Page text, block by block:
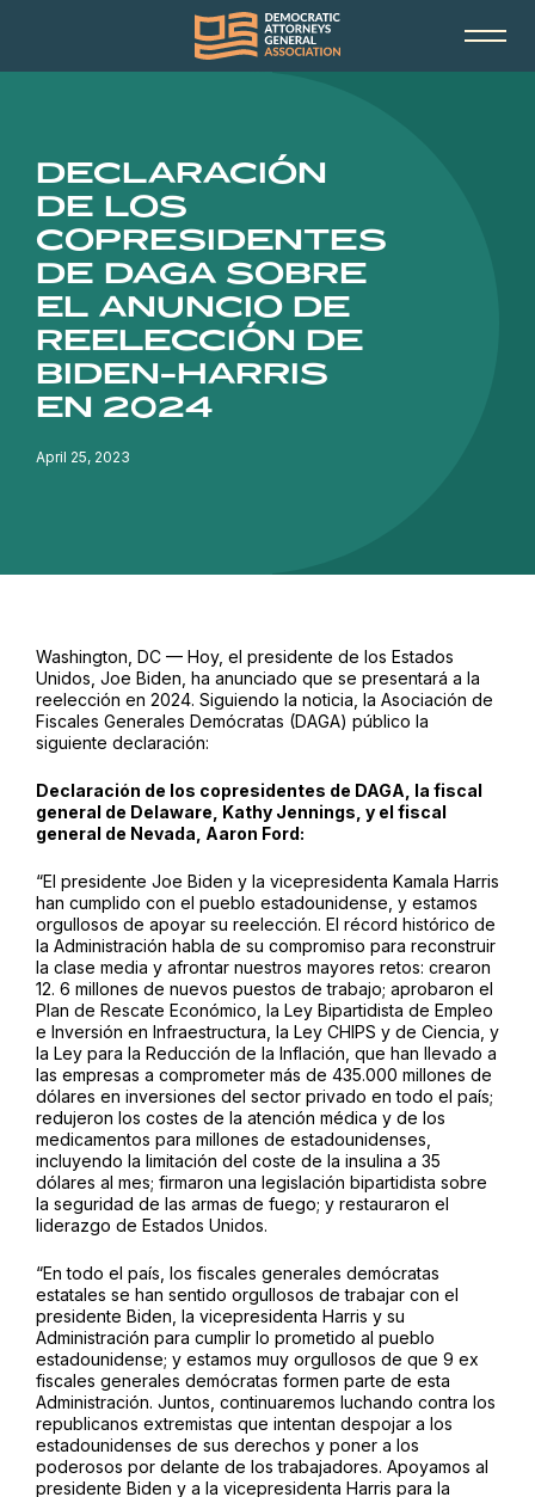
DECLARACIÓN
DE LOS
COPRESIDENTES
DE DAGA SOBRE
EL ANUNCIO DE
REELECCIÓN DE
BIDEN-HARRIS
EN 2024
April 25, 2023
Washington, DC — Hoy, el presidente de los Estados
Unidos, Joe Biden, ha anunciado que se presentará a la
reelección en 2024. Siguiendo la noticia, la Asociación de
Fiscales Generales Demócratas (DAGA) público la
siguiente declaración:
Declaración de los copresidentes de DAGA, la fiscal
general de Delaware, Kathy Jennings, y el fiscal
general de Nevada, Aaron Ford:
“El presidente Joe Biden y la vicepresidenta Kamala Harris
han cumplido con el pueblo estadounidense, y estamos
orgullosos de apoyar su reelección. El récord histórico de
la Administración habla de su compromiso para reconstruir
la clase media y afrontar nuestros mayores retos: crearon
12. 6 millones de nuevos puestos de trabajo; aprobaron el
Plan de Rescate Económico, la Ley Bipartidista de Empleo
e Inversión en Infraestructura, la Ley CHIPS y de Ciencia, y
la Ley para la Reducción de la Inflación, que han llevado a
las empresas a comprometer más de 435.000 millones de
dólares en inversiones del sector privado en todo el país;
redujeron los costes de la atención médica y de los
medicamentos para millones de estadounidenses,
incluyendo la limitación del coste de la insulina a 35
dólares al mes; firmaron una legislación bipartidista sobre
la seguridad de las armas de fuego; y restauraron el
liderazgo de Estados Unidos.
“En todo el país, los fiscales generales demócratas
estatales se han sentido orgullosos de trabajar con el
presidente Biden, la vicepresidenta Harris y su
Administración para cumplir lo prometido al pueblo
estadounidense; y estamos muy orgullosos de que 9 ex
fiscales generales demócratas formen parte de esta
Administración. Juntos, continuaremos luchando contra los
republicanos extremistas que intentan despojar a los
estadounidenses de sus derechos y poner a los
poderosos por delante de los trabajadores. Apoyamos al
presidente Biden y a la vicepresidenta Harris para la